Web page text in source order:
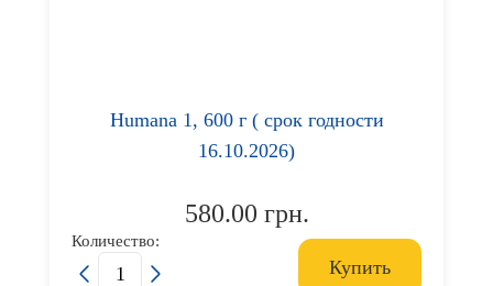
Humana 1, 600 г ( срок годности
16.10.2026)
580.00 грн.
Количество:
Купить